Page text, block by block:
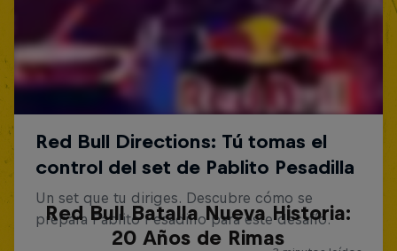
Red Bull Batalla Nueva Historia:
20 Años de Rimas